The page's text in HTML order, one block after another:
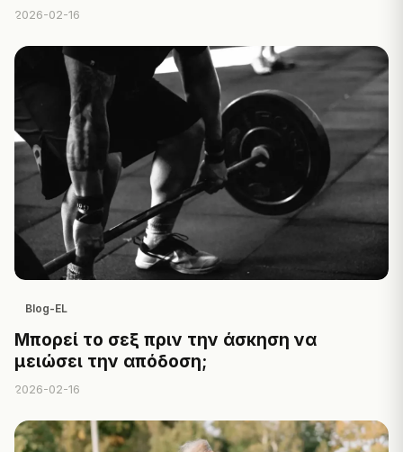
2026-02-16
Blog-EL
Μπορεί το σεξ πριν την άσκηση να
μειώσει την απόδοση;
2026-02-16